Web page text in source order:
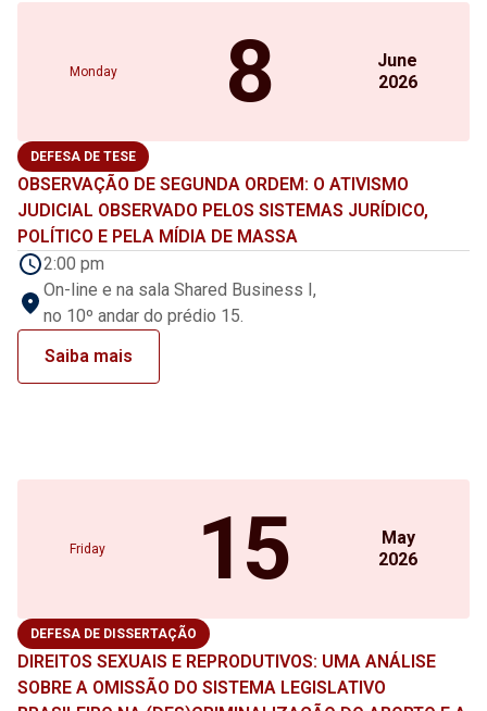
Monday 8
June
2026
DEFESA DE TESE
OBSERVAÇÃO DE SEGUNDA ORDEM: O ATIVISMO
JUDICIAL OBSERVADO PELOS SISTEMAS JURÍDICO,
POLÍTICO E PELA MÍDIA DE MASSA
2:00 pm
On-line e na sala Shared Business I,
no 10º andar do prédio 15.
Saiba mais
Friday 15
May
2026
DEFESA DE DISSERTAÇÃO
DIREITOS SEXUAIS E REPRODUTIVOS: UMA ANÁLISE
SOBRE A OMISSÃO DO SISTEMA LEGISLATIVO